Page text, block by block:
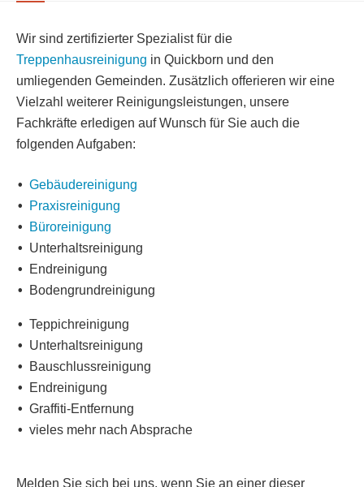
Wir sind zertifizierter Spezialist für die
Treppenhausreinigung in Quickborn und den
umliegenden Gemeinden. Zusätzlich offerieren wir eine
Vielzahl weiterer Reinigungsleistungen, unsere
Fachkräfte erledigen auf Wunsch für Sie auch die
folgenden Aufgaben:
Gebäudereinigung
Praxisreinigung
Büroreinigung
Unterhaltsreinigung
Endreinigung
Bodengrundreinigung
Teppichreinigung
Unterhaltsreinigung
Bauschlussreinigung
Endreinigung
Graffiti-Entfernung
vieles mehr nach Absprache
Melden Sie sich bei uns, wenn Sie an einer dieser